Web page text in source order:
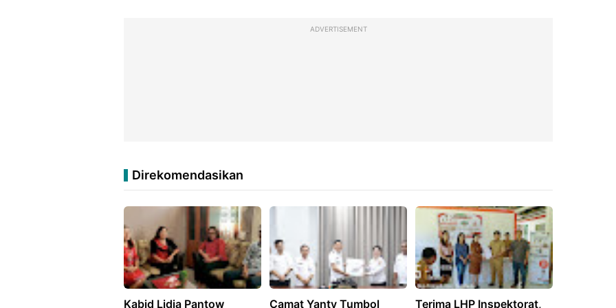
ADVERTISEMENT
Direkomendasikan
Kabid Lidia Pantow Camat Yanty Tumbol Terima LHP Inspektorat,